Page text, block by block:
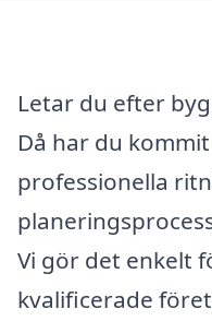
Letar du efter
Då har du
professionella
Vi gör det enkelt
kvalificerade